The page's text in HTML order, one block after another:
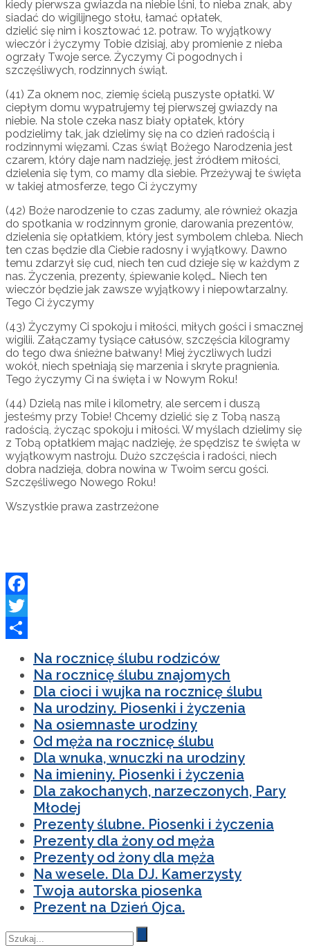
kiedy pierwsza gwiazda na niebie lśni, to nieba znak, aby
siadać do wigilijnego stołu, łamać opłatek,
dzielić się nim i kosztować 12. potraw. To wyjątkowy
wieczór i życzymy Tobie dzisiaj, aby promienie z nieba
ogrzały Twoje serce. Życzymy Ci pogodnych i
szczęśliwych, rodzinnych świąt.
(41) Za oknem noc, ziemię ścielą puszyste opłatki. W
ciepłym domu wypatrujemy tej pierwszej gwiazdy na
niebie. Na stole czeka nasz biały opłatek, który
podzielimy tak, jak dzielimy się na co dzień radością i
rodzinnymi więzami. Czas świąt Bożego Narodzenia jest
czarem, który daje nam nadzieję, jest źródłem miłości,
dzielenia się tym, co mamy dla siebie. Przeżywaj te święta
w takiej atmosferze, tego Ci życzymy
(42) Boże narodzenie to czas zadumy, ale również okazja
do spotkania w rodzinnym gronie, darowania prezentów,
dzielenia się opłatkiem, który jest symbolem chleba. Niech
ten czas będzie dla Ciebie radosny i wyjątkowy. Dawno
temu zdarzył się cud, niech ten cud dzieje się w każdym z
nas. Życzenia, prezenty, śpiewanie kolęd… Niech ten
wieczór będzie jak zawsze wyjątkowy i niepowtarzalny.
Tego Ci życzymy
(43) Życzymy Ci spokoju i miłości, miłych gości i smacznej
wigilii. Załączamy tysiące całusów, szczęścia kilogramy
do tego dwa śnieżne bałwany! Miej życzliwych ludzi
wokół, niech spełniają się marzenia i skryte pragnienia.
Tego życzymy Ci na święta i w Nowym Roku!
(44) Dzielą nas mile i kilometry, ale sercem i duszą
jesteśmy przy Tobie! Chcemy dzielić się z Tobą naszą
radością, życząc spokoju i miłości. W myślach dzielimy się
z Tobą opłatkiem mając nadzieję, że spędzisz te święta w
wyjątkowym nastroju. Dużo szczęścia i radości, niech
dobra nadzieja, dobra nowina w Twoim sercu gości.
Szczęśliwego Nowego Roku!
Wszystkie prawa zastrzeżone
Facebook
Twitter
Podziel
Na rocznicę ślubu rodziców
Na rocznicę ślubu znajomych
Dla cioci i wujka na rocznicę ślubu
Na urodziny. Piosenki i życzenia
Na osiemnaste urodziny
Od męża na rocznicę ślubu
Dla wnuka, wnuczki na urodziny
Na imieniny. Piosenki i życzenia
Dla zakochanych, narzeczonych, Pary
Młodej
Prezenty ślubne. Piosenki i życzenia
Prezenty dla żony od męża
Prezenty od żony dla męża
Na wesele. Dla DJ. Kamerzysty
Twoja autorska piosenka
Prezent na Dzień Ojca.